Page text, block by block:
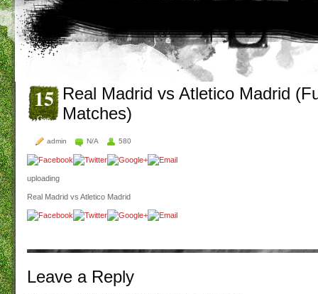
15
Gen
Real Madrid vs Atletico Madrid
Matches)
admin N/A 580
uploading
Real Madrid vs Atletico Madrid
Leave a Reply